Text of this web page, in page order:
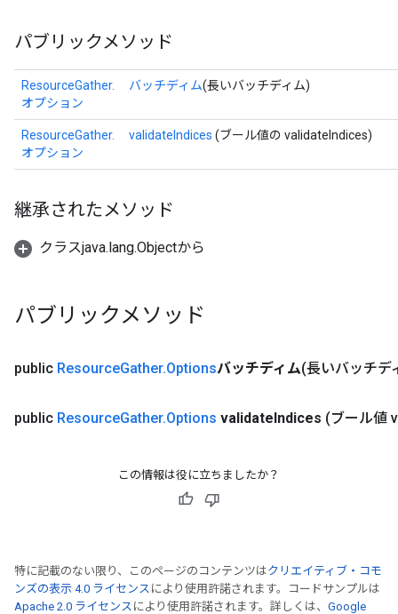
パブリックメソッド
ResourceGather.
オプション
バッチディム(長いバッチディム)
ResourceGather.
オプション
validateIndices (ブール値の validateIndices)
継承されたメソッド
クラスjava.lang.Objectから
パブリックメソッド
public ResourceGather.Optionsバッチディム(長いバッチデ
public ResourceGather.Options validateIndices (ブール値
この情報は役に立ちましたか？
特に記載のない限り、このページのコンテンツはクリエイティブ・コモ
ンズの表示 4.0 ライセンス により使用許諾されます。コードサンプルは
Apache 2.0 ライセンス により使用許諾されます。詳しくは、 Google